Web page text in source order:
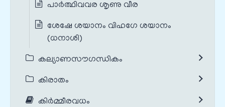
പാർത്ഥിവവര ശൃണു വീര
ശേഷേ ശയാനം വിഹഗേ ശയാനം
(ധനാശി)
കല്യാണസൗഗന്ധികം
കിരാതം
കിർമ്മീരവധം